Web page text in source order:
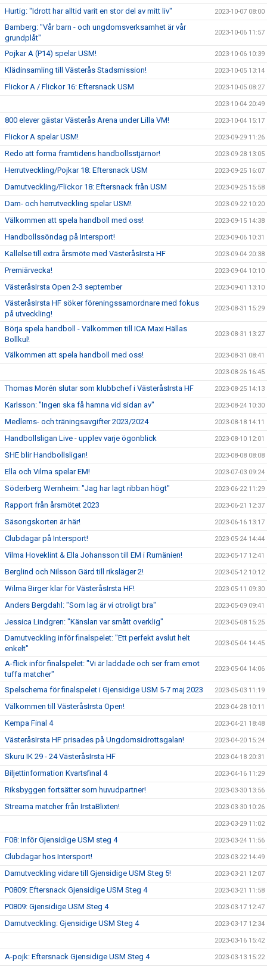
Hurtig: "Idrott har alltid varit en stor del av mitt liv" 2023-10-07 08:00
Bamberg: "Vår barn - och ungdomsverksamhet är vår
grundplåt"
2023-10-06 11:57
Pojkar A (P14) spelar USM! 2023-10-06 10:39
Klädinsamling till Västerås Stadsmission! 2023-10-05 13:14
Flickor A / Flickor 16: Eftersnack USM 2023-10-05 08:27
2023-10-04 20:49
800 elever gästar Västerås Arena under Lilla VM! 2023-10-04 15:17
Flickor A spelar USM! 2023-09-29 11:26
Redo att forma framtidens handbollsstjärnor! 2023-09-28 13:05
Herrutveckling/Pojkar 18: Eftersnack USM 2023-09-25 16:07
Damutveckling/Flickor 18: Eftersnack från USM 2023-09-25 15:58
Dam- och herrutveckling spelar USM! 2023-09-22 10:20
Välkommen att spela handboll med oss! 2023-09-15 14:38
Handbollssöndag på Intersport! 2023-09-06 10:31
Kallelse till extra årsmöte med VästeråsIrsta HF 2023-09-04 20:38
Premiärvecka! 2023-09-04 10:10
VästeråsIrsta Open 2-3 september 2023-09-01 13:10
VästeråsIrsta HF söker föreningssamordnare med fokus
på utveckling!
2023-08-31 15:29
Börja spela handboll - Välkommen till ICA Maxi Hällas
Bollkul!
2023-08-31 13:27
Välkommen att spela handboll med oss! 2023-08-31 08:41
2023-08-26 16:45
Thomas Morén slutar som klubbchef i VästeråsIrsta HF 2023-08-25 14:13
Karlsson: "Ingen ska få hamna vid sidan av" 2023-08-24 10:30
Medlems- och träningsavgifter 2023/2024 2023-08-18 14:11
Handbollsligan Live - upplev varje ögonblick 2023-08-10 12:01
SHE blir Handbollsligan! 2023-08-08 08:08
Ella och Vilma spelar EM! 2023-07-03 09:24
Söderberg Wernheim: "Jag har lagt ribban högt" 2023-06-22 11:29
Rapport från årsmötet 2023 2023-06-21 12:37
Säsongskorten är här! 2023-06-16 13:17
Clubdagar på Intersport! 2023-05-24 14:44
Vilma Hoveklint & Ella Johansson till EM i Rumänien! 2023-05-17 12:41
Berglind och Nilsson Gärd till riksläger 2! 2023-05-12 10:12
Wilma Birger klar för VästeråsIrsta HF! 2023-05-11 09:30
Anders Bergdahl: "Som lag är vi otroligt bra" 2023-05-09 09:41
Jessica Lindgren: "Känslan var smått overklig" 2023-05-08 15:25
Damutveckling inför finalspelet: "Ett perfekt avslut helt
enkelt"
2023-05-04 14:45
A-flick inför finalspelet: "Vi är laddade och ser fram emot
tuffa matcher"
2023-05-04 14:06
Spelschema för finalspelet i Gjensidige USM 5-7 maj 2023 2023-05-03 11:19
Välkommen till VästeråsIrsta Open! 2023-04-28 10:11
Kempa Final 4 2023-04-21 18:48
VästeråsIrsta HF prisades på Ungdomsidrottsgalan! 2023-04-20 15:24
Skuru IK 29 - 24 VästeråsIrsta HF 2023-04-18 20:31
Biljettinformation Kvartsfinal 4 2023-04-16 11:29
Riksbyggen fortsätter som huvudpartner! 2023-03-30 13:56
Streama matcher från IrstaBlixten! 2023-03-30 10:26
2023-03-29 11:02
F08: Inför Gjensidige USM steg 4 2023-03-24 11:56
Clubdagar hos Intersport! 2023-03-22 14:49
Damutveckling vidare till Gjensidige USM Steg 5! 2023-03-21 12:07
P0809: Eftersnack Gjensidige USM Steg 4 2023-03-21 11:58
P0809: Gjensidige USM Steg 4 2023-03-17 12:47
Damutveckling: Gjensidige USM Steg 4 2023-03-17 12:34
2023-03-16 15:42
A-pojk: Eftersnack Gjensidige USM Steg 4 2023-03-13 15:22